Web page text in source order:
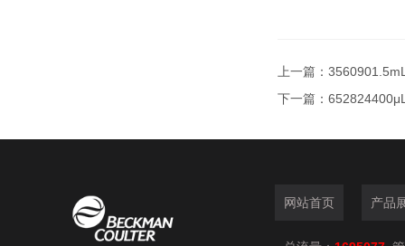
上一篇：
下一篇：
网站首页 产品